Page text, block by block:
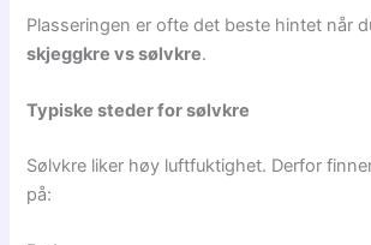
Plasseringen er ofte det beste hintet når
skjeggkre vs sølvkre.
Typiske steder for sølvkre
Sølvkre liker høy luftfuktighet. Derfor
på: